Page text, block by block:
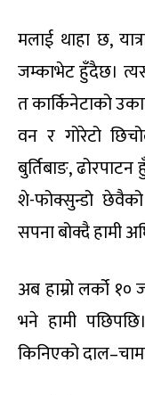
मलाई थाहा छ,
जम्काभेट हुँदैछ।
त कार्किनेटाको
वन र गोरेटो
बुर्तिबाङ,
शे-फोक्सुन्डो छेवैको
सपना बोक्दै हामी
अब हाम्रो लर्को
भने हामी
किनिएको